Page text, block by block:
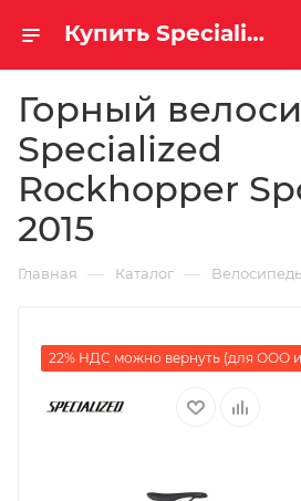
Купить Specialized Rockhopper Sport 29 2015 за рублей, а со скидкой
Горный
Specialized
Rockhopper
2015
Главная — Каталог —
22% НДС можно вернуть (для ООО